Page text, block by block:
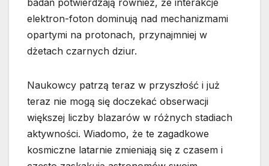
badań potwierdzają również, że interakcje
elektron-foton dominują nad mechanizmami
opartymi na protonach, przynajmniej w
dżetach czarnych dziur.
Naukowcy patrzą teraz w przyszłość i już
teraz nie mogą się doczekać obserwacji
większej liczby blazarów w różnych stadiach
aktywności. Wiadomo, że te zagadkowe
kosmiczne latarnie zmieniają się z czasem i